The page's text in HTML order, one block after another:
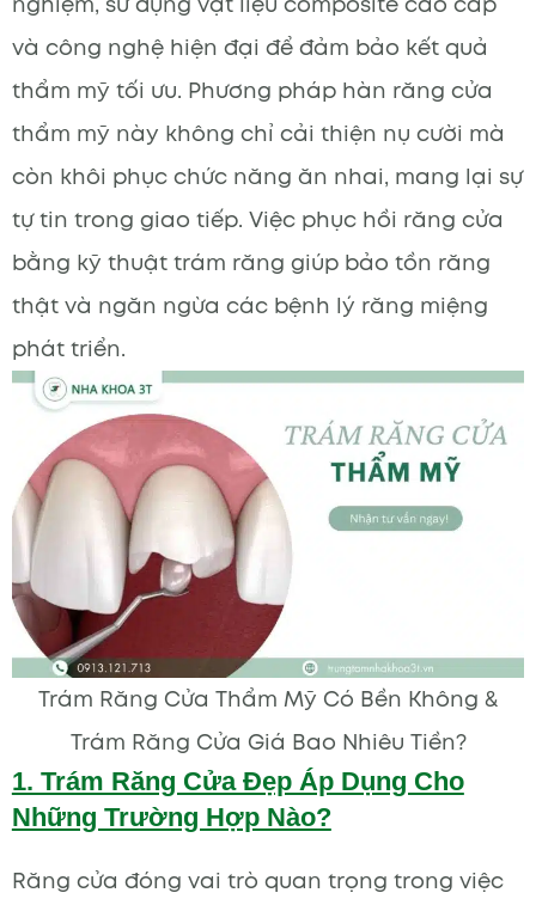
và công nghệ hiện đại để đảm bảo kết quả
thẩm mỹ tối ưu. Phương pháp hàn răng cửa
thẩm mỹ này không chỉ cải thiện nụ cười mà
còn khôi phục chức năng ăn nhai, mang lại sự
tự tin trong giao tiếp. Việc phục hồi răng cửa
bằng kỹ thuật trám răng giúp bảo tồn răng
thật và ngăn ngừa các bệnh lý răng miệng
phát triển.
Trám Răng Cửa Thẩm Mỹ Có Bền Không &
Trám Răng Cửa Giá Bao Nhiêu Tiền?
1. Trám Răng Cửa Đẹp Áp Dụng Cho
Những Trường Hợp Nào?
Răng cửa đóng vai trò quan trọng trong việc